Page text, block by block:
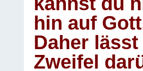
hin auf
Daher
Zweifel